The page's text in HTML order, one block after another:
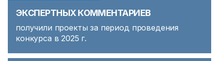
ЭКСПЕРТНЫХ КОММЕНТАРИЕВ
получили проекты за период проведения
конкурса в 2025 г.